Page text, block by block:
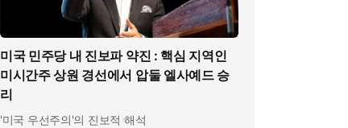
미국 민주당 내 진보파 약진 : 핵심 지역인
미시간주 상원 경선에서 압둘 엘사예드 승
리
'미국 우선주의'의 진보적 해석